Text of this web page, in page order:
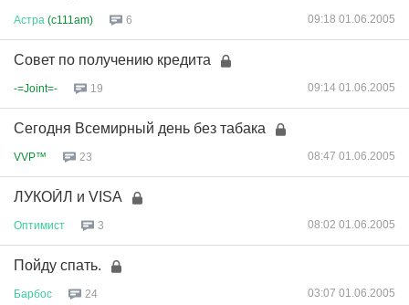
Астра (c111am) 6 09:18 01.06.2005
Совет по получению кредита
-=Joint=- 19 09:14 01.06.2005
Сегодня Всемирный день без табака
VVP™ 23 08:47 01.06.2005
ЛУКОЙЛ и VISA
Оптимист 3 08:02 01.06.2005
Пойду спать.
Барбос 24 03:07 01.06.2005